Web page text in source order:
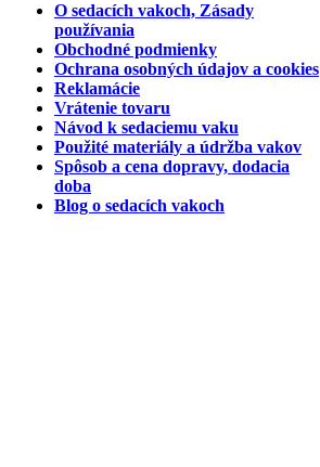
O sedacích vakoch, Zásady
používania
Obchodné podmienky
Ochrana osobných údajov a cookies
Reklamácie
Vrátenie tovaru
Návod k sedaciemu vaku
Použité materiály a údržba vakov
Spôsob a cena dopravy, dodacia
doba
Blog o sedacích vakoch